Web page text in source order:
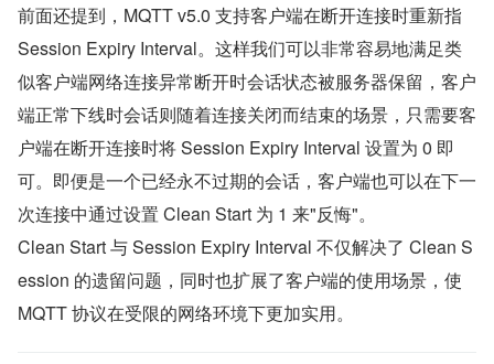
前面还提到，MQTT v5.0 支持客户端在断开连接时重新指
Session Expiry Interval。这样我们可以非常容易地满足类
似客户端网络连接异常断开时会话状态被服务器保留，客户
端正常下线时会话则随着连接关闭而结束的场景，只需要客
户端在断开连接时将 Session Expiry Interval 设置为 0 即
可。即便是一个已经永不过期的会话，客户端也可以在下一
次连接中通过设置 Clean Start 为 1 来"反悔"。
Clean Start 与 Session Expiry Interval 不仅解决了 Clean S
ession 的遗留问题，同时也扩展了客户端的使用场景，使
MQTT 协议在受限的网络环境下更加实用。